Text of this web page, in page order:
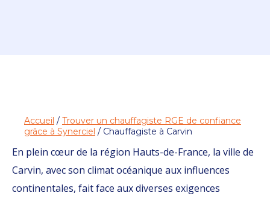
Accueil / Trouver un chauffagiste RGE de confiance
grâce à Synerciel / Chauffagiste à Carvin
En plein cœur de la région Hauts-de-France, la ville de
Carvin, avec son climat océanique aux influences
continentales, fait face aux diverses exigences